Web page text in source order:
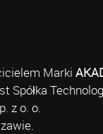
Marki
Spółka
z o. o.